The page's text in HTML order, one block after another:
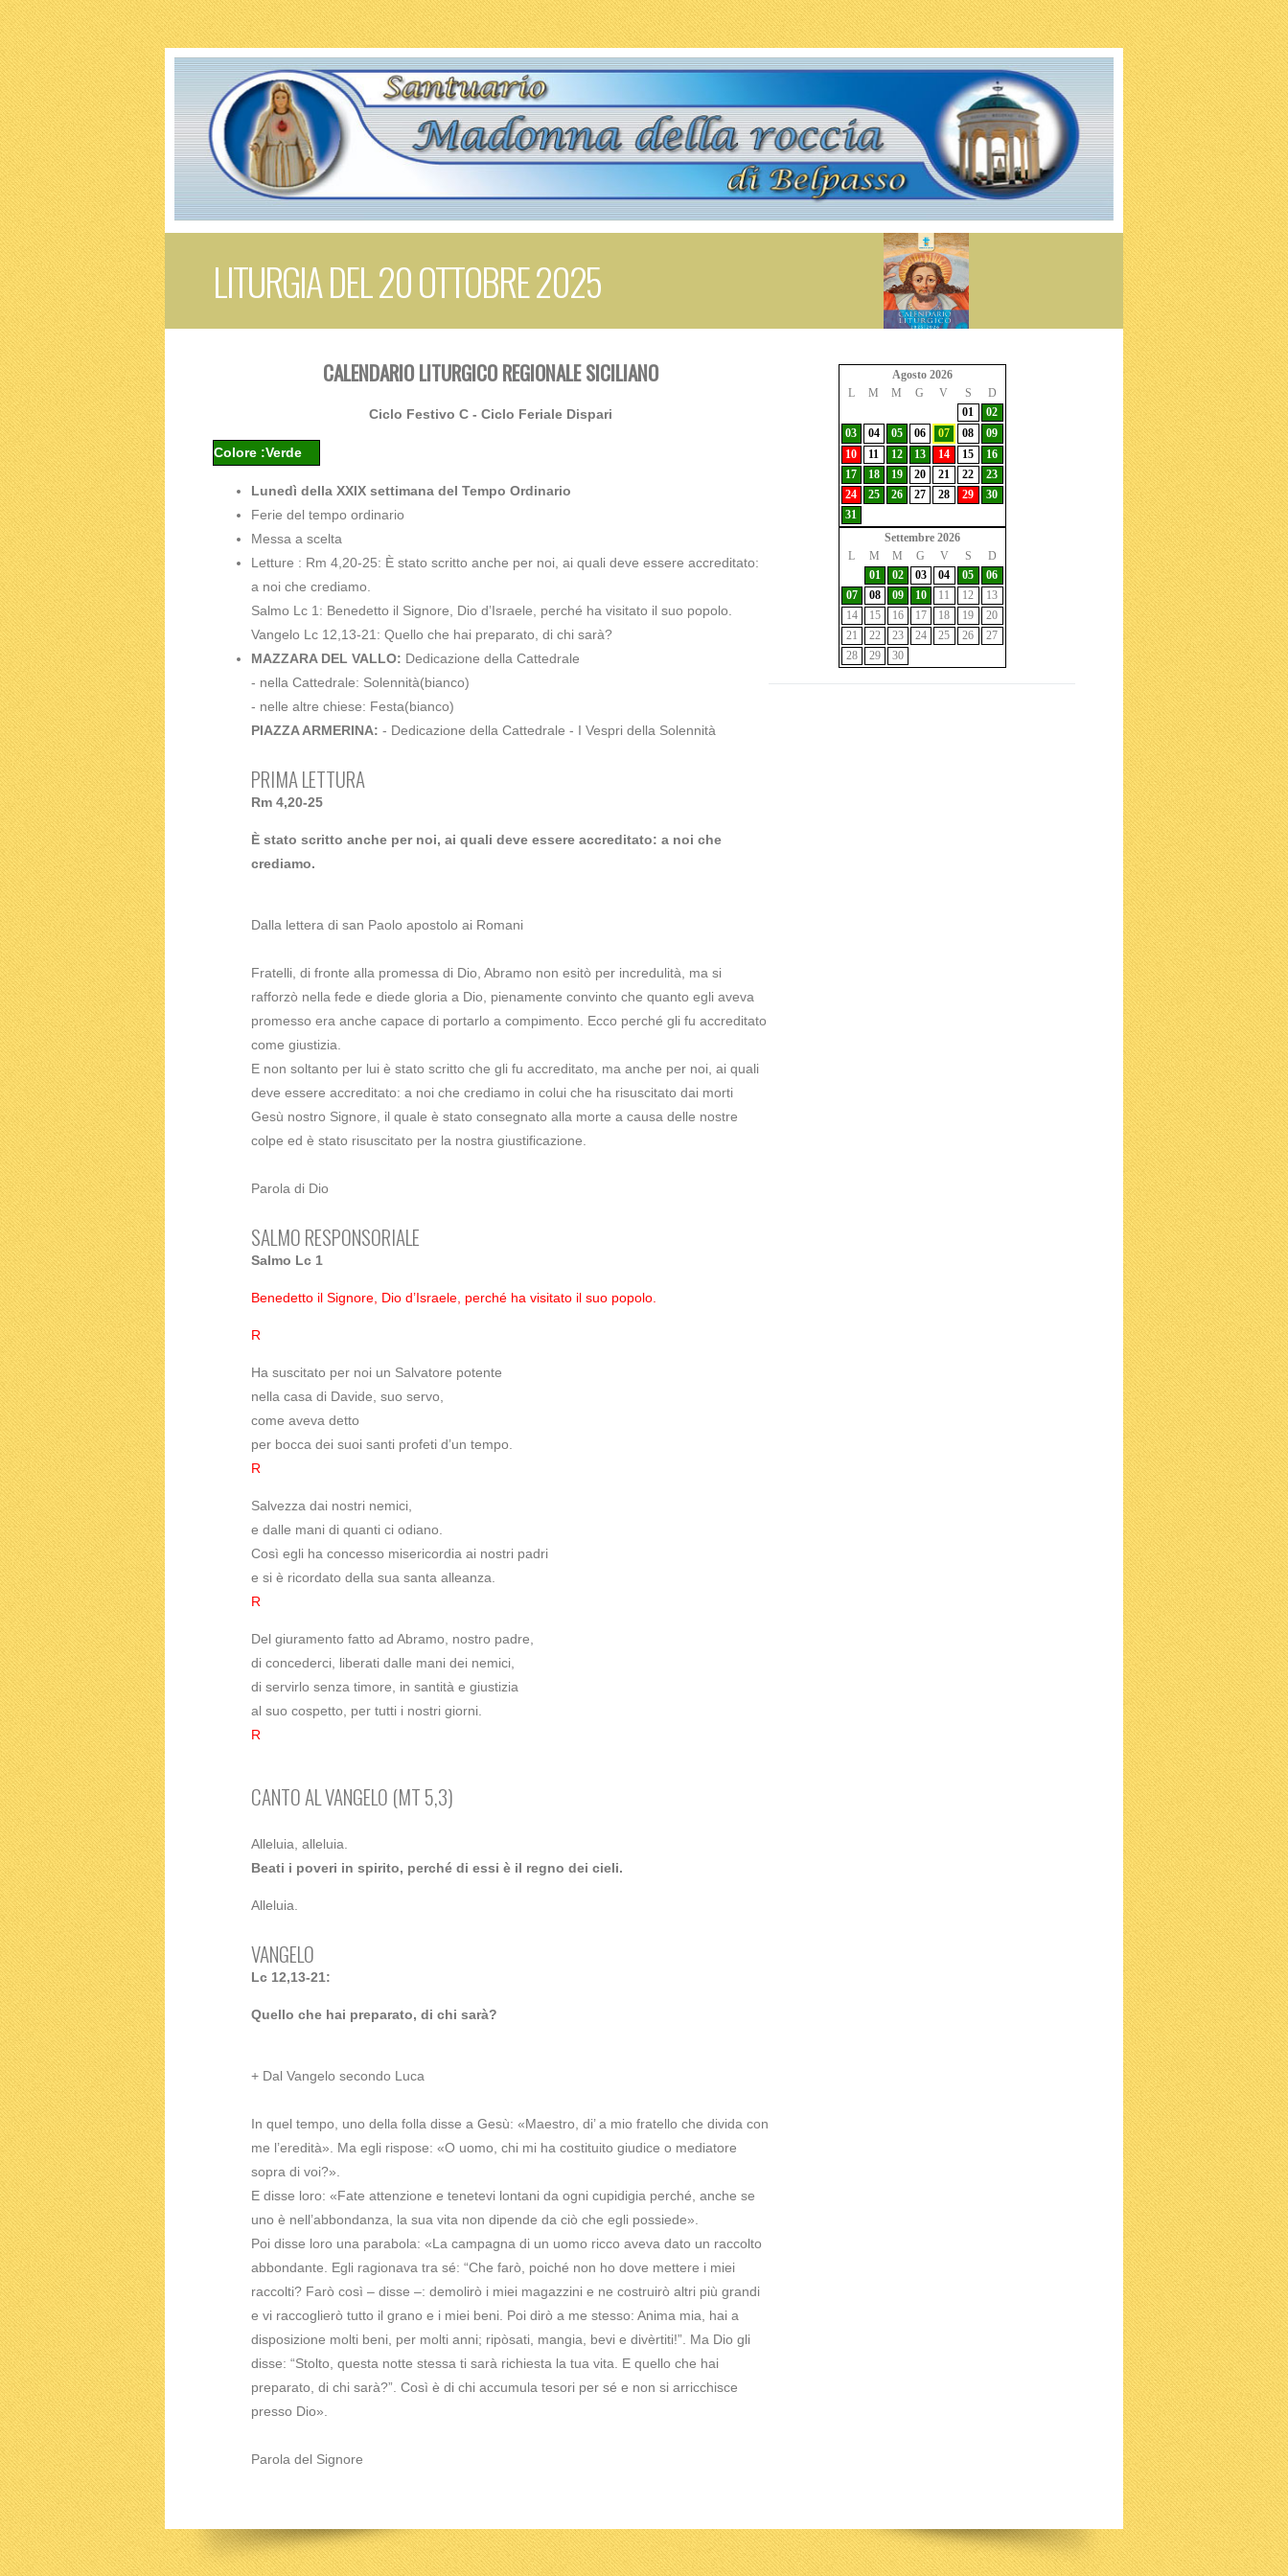
LITURGIA DEL 20 OTTOBRE 2025
CALENDARIO LITURGICO REGIONALE SICILIANO
Ciclo Festivo C - Ciclo Feriale Dispari
Colore :Verde
Lunedì della XXIX settimana del Tempo Ordinario
Ferie del tempo ordinario
Messa a scelta
Letture : Rm 4,20-25: È stato scritto anche per noi, ai quali deve essere accreditato:
a noi che crediamo.
Salmo Lc 1: Benedetto il Signore, Dio d’Israele, perché ha visitato il suo popolo.
Vangelo Lc 12,13-21: Quello che hai preparato, di chi sarà?
MAZZARA DEL VALLO: Dedicazione della Cattedrale
- nella Cattedrale: Solennità(bianco)
- nelle altre chiese: Festa(bianco)
PIAZZA ARMERINA: - Dedicazione della Cattedrale - I Vespri della Solennità
PRIMA LETTURA
Rm 4,20-25
È stato scritto anche per noi, ai quali deve essere accreditato: a noi che
crediamo.
Dalla lettera di san Paolo apostolo ai Romani
Fratelli, di fronte alla promessa di Dio, Abramo non esitò per incredulità, ma si
rafforzò nella fede e diede gloria a Dio, pienamente convinto che quanto egli aveva
promesso era anche capace di portarlo a compimento. Ecco perché gli fu accreditato
come giustizia.
E non soltanto per lui è stato scritto che gli fu accreditato, ma anche per noi, ai quali
deve essere accreditato: a noi che crediamo in colui che ha risuscitato dai morti
Gesù nostro Signore, il quale è stato consegnato alla morte a causa delle nostre
colpe ed è stato risuscitato per la nostra giustificazione.
Parola di Dio
SALMO RESPONSORIALE
Salmo Lc 1
Benedetto il Signore, Dio d’Israele, perché ha visitato il suo popolo.
R
Ha suscitato per noi un Salvatore potente
nella casa di Davide, suo servo,
come aveva detto
per bocca dei suoi santi profeti d’un tempo.
R
Salvezza dai nostri nemici,
e dalle mani di quanti ci odiano.
Così egli ha concesso misericordia ai nostri padri
e si è ricordato della sua santa alleanza.
R
Del giuramento fatto ad Abramo, nostro padre,
di concederci, liberati dalle mani dei nemici,
di servirlo senza timore, in santità e giustizia
al suo cospetto, per tutti i nostri giorni.
R
CANTO AL VANGELO (MT 5,3)
Alleluia, alleluia.
Beati i poveri in spirito, perché di essi è il regno dei cieli.
Alleluia.
VANGELO
Lc 12,13-21:
Quello che hai preparato, di chi sarà?
+ Dal Vangelo secondo Luca
In quel tempo, uno della folla disse a Gesù: «Maestro, di’ a mio fratello che divida con
me l’eredità». Ma egli rispose: «O uomo, chi mi ha costituito giudice o mediatore
sopra di voi?».
E disse loro: «Fate attenzione e tenetevi lontani da ogni cupidigia perché, anche se
uno è nell’abbondanza, la sua vita non dipende da ciò che egli possiede».
Poi disse loro una parabola: «La campagna di un uomo ricco aveva dato un raccolto
abbondante. Egli ragionava tra sé: “Che farò, poiché non ho dove mettere i miei
raccolti? Farò così – disse –: demolirò i miei magazzini e ne costruirò altri più grandi
e vi raccoglierò tutto il grano e i miei beni. Poi dirò a me stesso: Anima mia, hai a
disposizione molti beni, per molti anni; ripòsati, mangia, bevi e divèrtiti!”. Ma Dio gli
disse: “Stolto, questa notte stessa ti sarà richiesta la tua vita. E quello che hai
preparato, di chi sarà?”. Così è di chi accumula tesori per sé e non si arricchisce
presso Dio».
Parola del Signore
Agosto 2026
L
M M G V S
D
01
02
03
04 05 06 07 08
09
10
11 12 13 14 15
16
17
18 19 20 21 22
23
24
25 26 27 28 29
30
31
Settembre 2026
L
M M G V S
D
01
02 03 04 05
06
07
08 09 10 11 12
13
14
15 16 17 18 19
20
21
22 23 24 25 26
27
28
29 30